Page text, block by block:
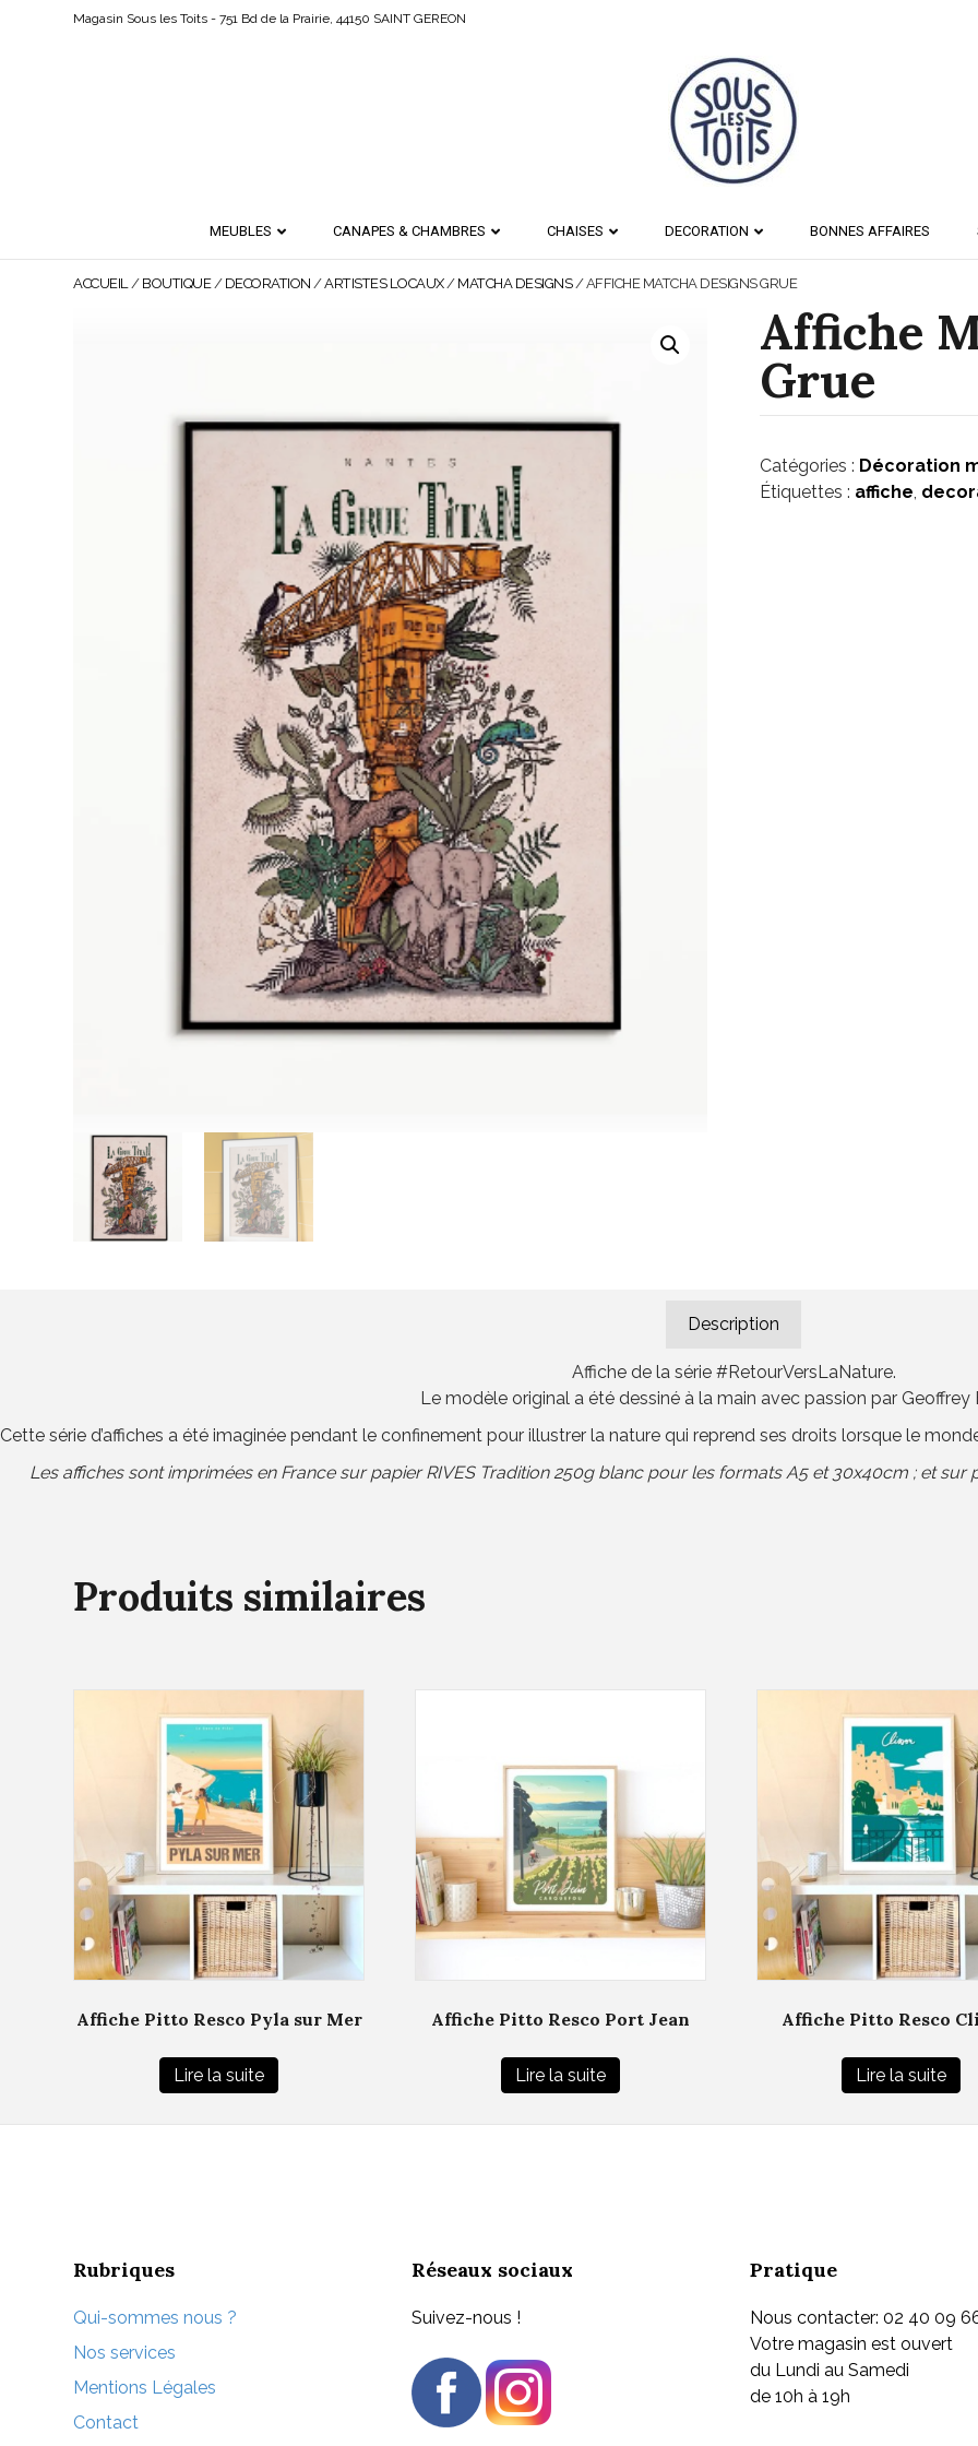
Magasin Sous les Toits - 751 Bd de la Prairie, 44150 SAINT GEREON
MEUBLES CANAPES & CHAMBRES CHAISES DECORATION BONNES AFFAIRES
ACCUEIL / BOUTIQUE/ DECORATION /ARTISTES LOCAUX/ MATCHA DESIGNS/ AFFICHE MATCHA DESIGNS GRUE
Affiche
Grue
Catégories : Décoration
Étiquettes : affiche
Description
Affiche de la série #RetourVersLaNature.
Le modèle original a été dessiné à la main avec passion par Geoffrey
Cette série d’affiches a été imaginée pendant le confinement pour illustrer la nature qui reprend ses droits lorsque le monde
Les affiches sont imprimées en France sur papier RIVES Tradition 250g blanc pour les formats A5 et 30x40cm ; et
Produits similaires
Affiche Pitto Resco Pyla sur Mer
Lire la suite
Affiche Pitto Resco Port Jean
Lire la suite
Affiche Pitto Resco
Lire la suite
Rubriques
Qui-sommes nous ?
Nos services
Mentions Légales
Contact
Réseaux sociaux
Suivez-nous !
Pratique
Nous contacter: 02 40 09
Votre magasin est ouvert
du Lundi au Samedi
de 10h à 19h